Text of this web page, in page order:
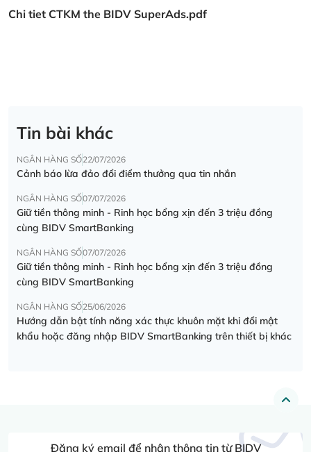
Chi tiet CTKM the BIDV SuperAds.pdf
Tin bài khác
NGÂN HÀNG SỐ22/07/2026
Cảnh báo lừa đảo đổi điểm thưởng qua tin nhắn
NGÂN HÀNG SỐ07/07/2026
Giữ tiền thông minh - Rinh học bổng xịn đến 3 triệu đồng
cùng BIDV SmartBanking
NGÂN HÀNG SỐ07/07/2026
Giữ tiền thông minh - Rinh học bổng xịn đến 3 triệu đồng
cùng BIDV SmartBanking
NGÂN HÀNG SỐ25/06/2026
Hướng dẫn bật tính năng xác thực khuôn mặt khi đổi mật
khẩu hoặc đăng nhập BIDV SmartBanking trên thiết bị khác
Đăng ký email để nhận thông tin từ BIDV